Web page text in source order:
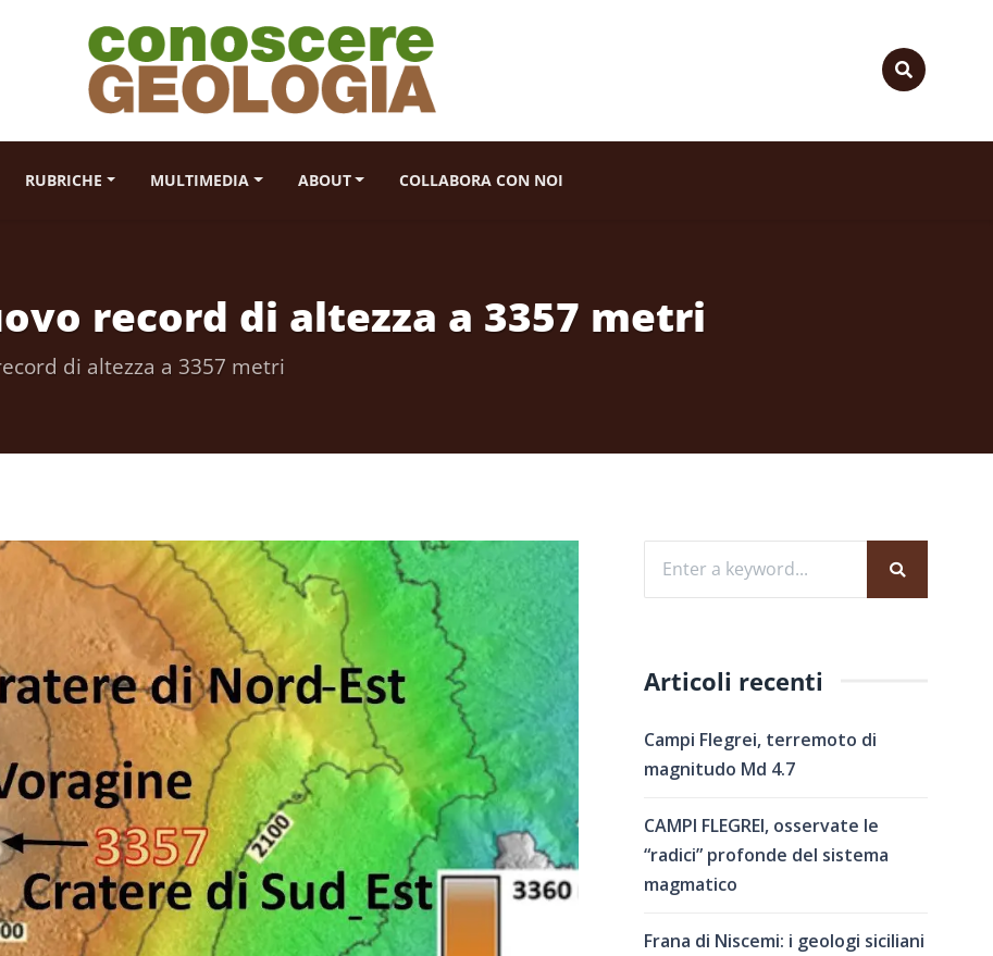
RUBRICHE MULTIMEDIA ABOUT COLLABORA CON NOI
record di altezza a 3357 metri
di altezza a 3357 metri
Articoli recenti
Campi Flegrei, terremoto di
magnitudo Md 4.7
CAMPI FLEGREI, osservate le
“radici” profonde del sistema
magmatico
Frana di Niscemi: i geologi siciliani